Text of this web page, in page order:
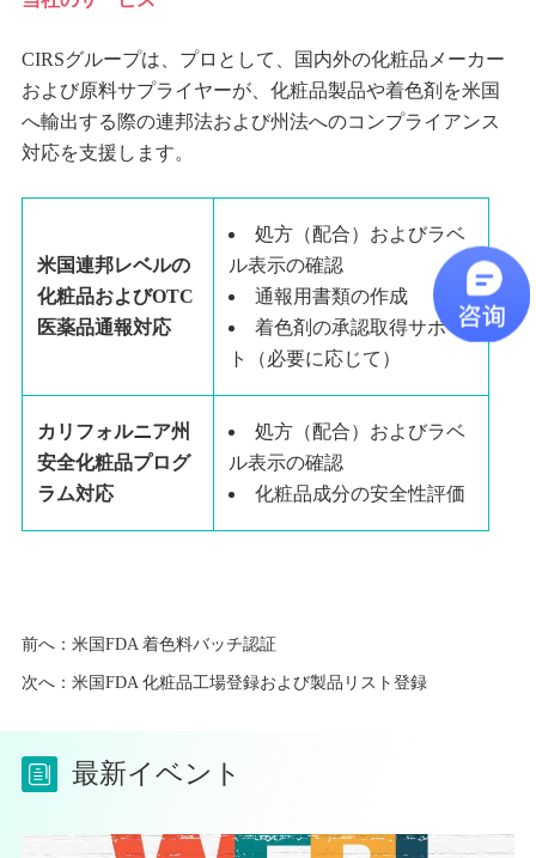
CIRSグループは、プロとして、国内外の化粧品メーカー
および原料サプライヤーが、化粧品製品や着色剤を米国
へ輸出する際の連邦法および州法へのコンプライアンス
対応を支援します。
米国連邦レベルの
化粧品およびOTC
医薬品通報対応
処方（配合）およびラベ
ル表示の確認
通報用書類の作成
着色剤の承認取得サポー
ト（必要に応じて）
カリフォルニア州
安全化粧品プログ
ラム対応
処方（配合）およびラベ
ル表示の確認
化粧品成分の安全性評価
前へ： 米国FDA 着色料バッチ認証
次へ： 米国FDA 化粧品工場登録および製品リスト登録
最新イベント